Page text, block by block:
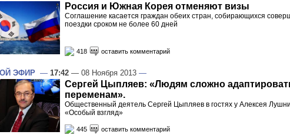
Россия и Южная Корея отменяют визы
Соглашение касается граждан обеих стран, собирающихся
поездки сроком не более 60 дней
418 оставить комментарий
ЭФИР — 17:42 — 08 Ноября 2013 —
Сергей Цыпляев: «Людям сложно
переменам».
Общественный деятель Сергей Цыпляев в гостях у Алексея
«Особый взгляд»
445 оставить комментарий